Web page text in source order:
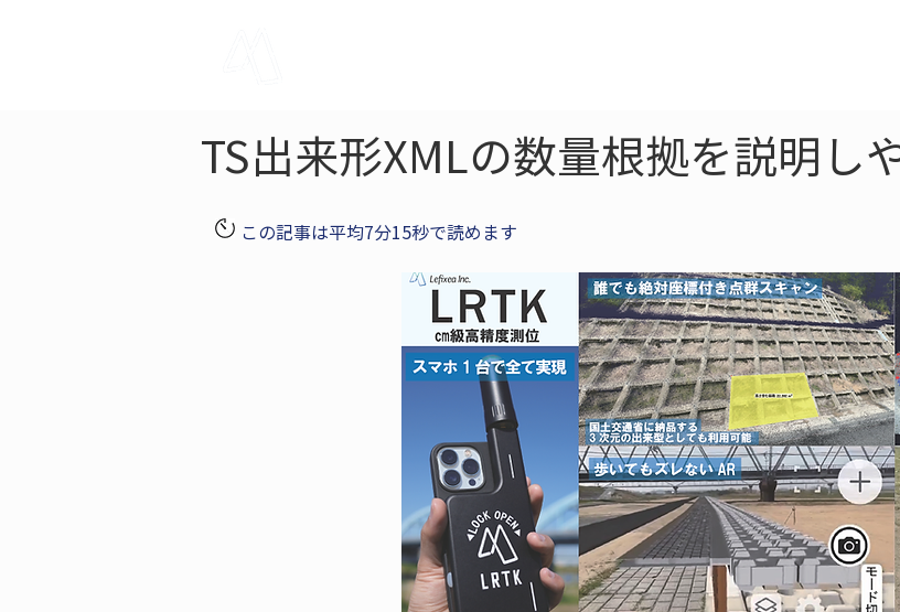
TS出来形XMLの数量根拠を説明し
この記事は平均7分15秒で読めます